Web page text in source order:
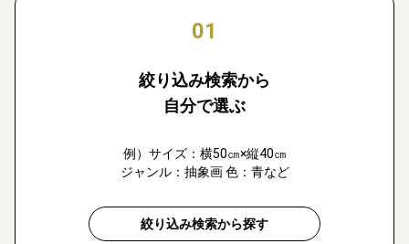
01
絞り込み検索から
自分で選ぶ
例）サイズ：横50㎝×縦40㎝
ジャンル：抽象画 色：青など
絞り込み検索から探す